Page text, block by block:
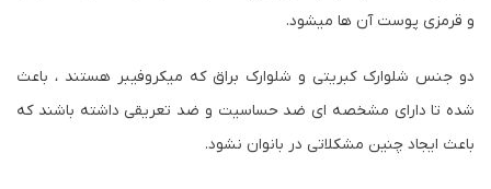
و قرمزی پوست آن ها میشود.
دو جنس شلوارک کبریتی و شلوارک براق که میکروفیبر هستند ، باعث
شده تا دارای مشخصه ای ضد حساسیت و ضد تعریقی داشته باشند که
باعث ایجاد چنین مشکلاتی در بانوان نشود.